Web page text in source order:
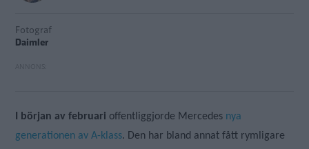
Fotograf
Daimler
I början av februari offentliggjorde Mercedes nya
generationen av A-klass. Den har bland annat fått rymligare